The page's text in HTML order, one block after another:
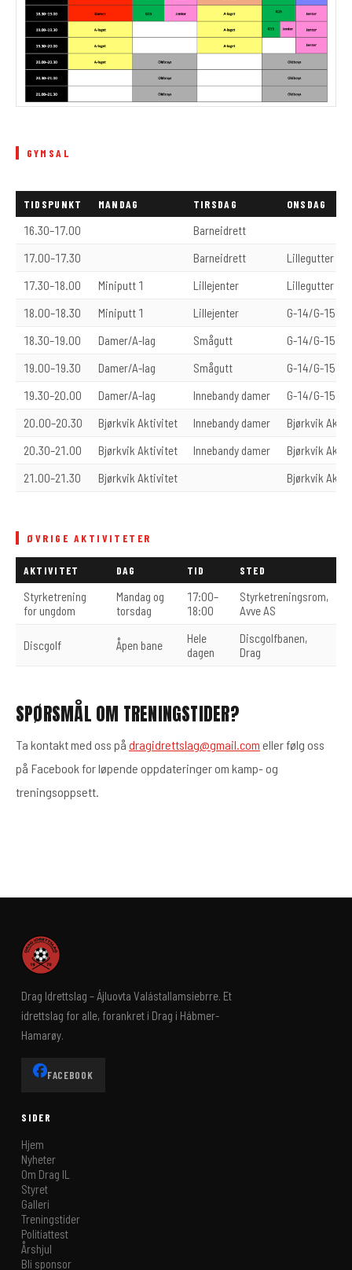
GYMSAL
TIDSPUNKT MANDAG TIRSDAG ONSDAG
16.30–17.00
Barneidrett
17.00–17.30
Barneidrett
Lillegutter
17.30–18.00
Miniputt 1 Lillejenter
Lillegutter
18.00–18.30
Miniputt 1 Lillejenter
G-14/G-15
18.30–19.00
Damer/A-lag Smågutt
G-14/G-15
19.00–19.30
Damer/A-lag Smågutt
G-14/G-15
19.30–20.00
Damer/A-lag Innebandy damer
G-14/G-15
20.00–20.30
Bjørkvik Aktivitet Innebandy damer
Bjørkvik
20.30–21.00
Bjørkvik Aktivitet Innebandy damer
Bjørkvik
21.00–21.30
Bjørkvik Aktivitet Bjørkvik
ØVRIGE AKTIVITETER
AKTIVITET DAG TID STED
Styrketrening
for ungdom
Mandag og
torsdag
17:00–
18:00
Styrketreningsrom,
Avve AS
Discgolf Åpen bane
Hele
dagen
Discgolfbanen,
Drag
SPØRSMÅL OM TRENINGSTIDER?
Ta kontakt med oss på dragidrettslag@gmail.com eller følg oss
på Facebook for løpende oppdateringer om kamp- og
treningsoppsett.
Drag Idrettslag – Ájluovta Valástallamsiebrre. Et
idrettslag for alle, forankret i Drag i Hábmer-
Hamarøy.
FACEBOOK
SIDER
Hjem
Nyheter
Om Drag IL
Styret
Galleri
Treningstider
Politiattest
Årshjul
Bli sponsor